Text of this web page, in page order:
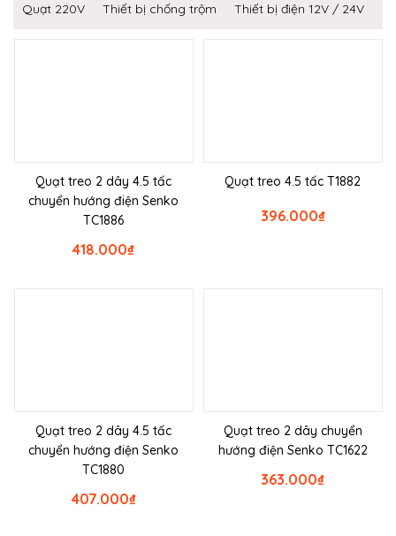
Quạt 220V Thiết bị chống trộm Thiết bị điện 12V / 24V
Quạt treo 2 dây 4.5 tấc
chuyển hướng điện Senko
TC1886
₫
418.000
Quạt treo 4.5 tấc T1882
₫
396.000
Quạt treo 2 dây 4.5 tấc
chuyển hướng điện Senko
TC1880
₫
407.000
Quạt treo 2 dây chuyển
hướng điện Senko TC1622
₫
363.000